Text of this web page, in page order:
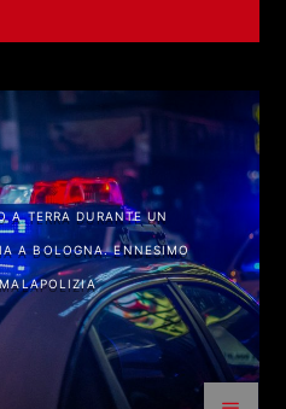
A TERRA DURANTE UN
A BOLOGNA. ENNESIMO